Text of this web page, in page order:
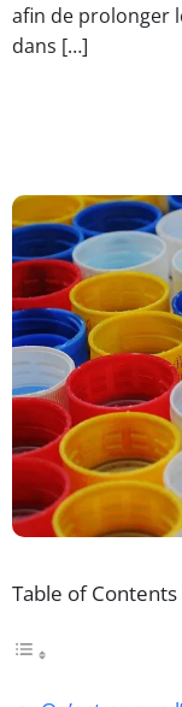
afin de prolonger
dans […]
Table of Contents